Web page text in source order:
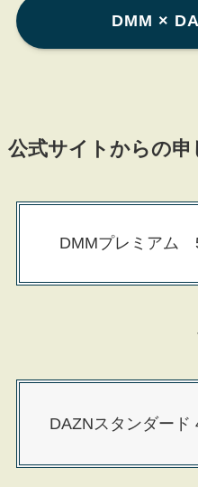
DMM ×
公式サイトからの申
DMMプレミアム
DAZNスタンダー